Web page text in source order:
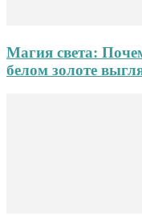
Магия света:
белом золоте